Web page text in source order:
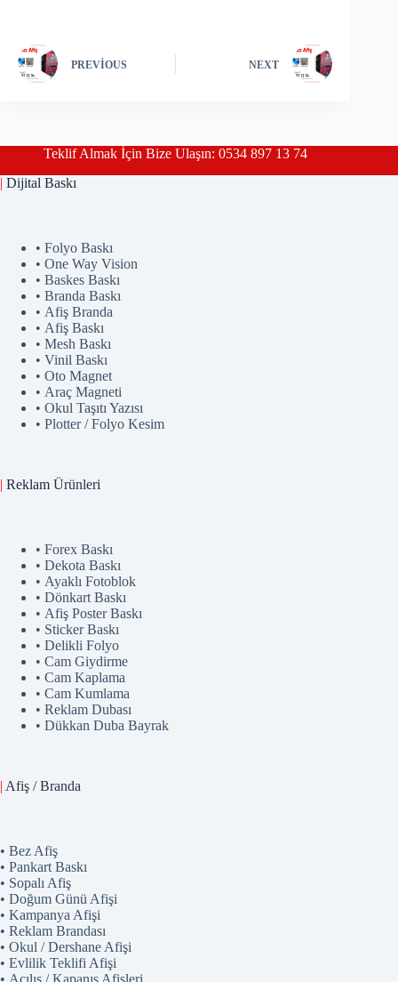
PREVIOUS NEXT
Teklif Almak İçin Bize Ulaşın: 0534 897 13 74
| Dijital Baskı
• Folyo Baskı
• One Way Vision
• Baskes Baskı
• Branda Baskı
• Afiş Branda
• Afiş Baskı
• Mesh Baskı
• Vinil Baskı
• Oto Magnet
• Araç Magneti
• Okul Taşıtı Yazısı
• Plotter / Folyo Kesim
| Reklam Ürünleri
• Forex Baskı
• Dekota Baskı
• Ayaklı Fotoblok
• Dönkart Baskı
• Afiş Poster Baskı
• Sticker Baskı
• Delikli Folyo
• Cam Giydirme
• Cam Kaplama
• Cam Kumlama
• Reklam Dubası
• Dükkan Duba Bayrak
| Afiş / Branda
• Bez Afiş
• Pankart Baskı
• Sopalı Afiş
• Doğum Günü Afişi
• Kampanya Afişi
• Reklam Brandası
• Okul / Dershane Afişi
• Evlilik Teklifi Afişi
• Açılış / Kapanış Afişleri